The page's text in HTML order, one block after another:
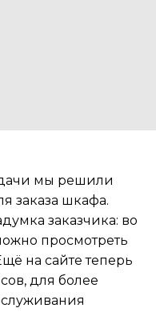
мы решили
заказа шкафа.
заказчика: во
просмотреть
на сайте теперь
для более